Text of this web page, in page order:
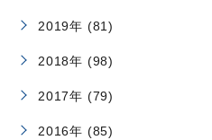
2019年 (81)
2018年 (98)
2017年 (79)
2016年 (85)